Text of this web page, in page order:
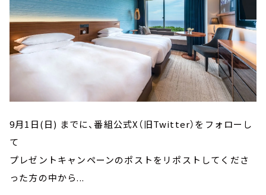
9月1日(日) までに、番組公式X（旧Twitter）をフォローし
て
プレゼントキャンペーンのポストをリポストしてくださ
った方の中から...